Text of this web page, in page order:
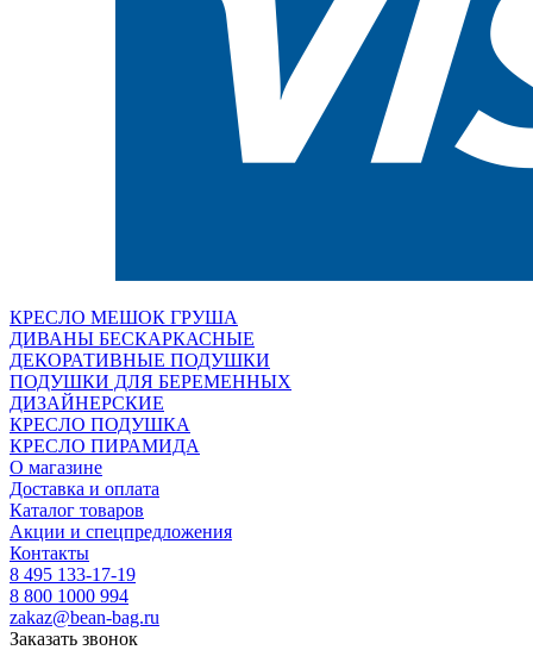
КРЕСЛО МЕШОК ГРУША
ДИВАНЫ БЕСКАРКАСНЫЕ
ДЕКОРАТИВНЫЕ ПОДУШКИ
ПОДУШКИ ДЛЯ БЕРЕМЕННЫХ
ДИЗАЙНЕРСКИЕ
КРЕСЛО ПОДУШКА
КРЕСЛО ПИРАМИДА
О магазине
Доставка и оплата
Каталог товаров
Акции и спецпредложения
Контакты
8 495 133-17-19
8 800 1000 994
zakaz@bean-bag.ru
Заказать звонок